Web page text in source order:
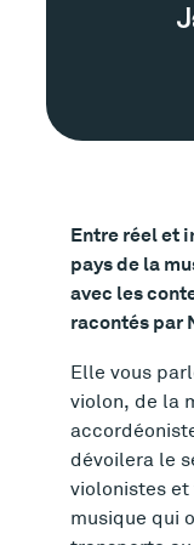
e
e
c
h
n
i
q
Entre réel et
pays de la
avec les
racontés par
Elle vous
violon, de la
dévoilera le
violonistes
musique qui